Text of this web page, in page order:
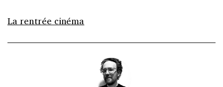
La rentrée cinéma